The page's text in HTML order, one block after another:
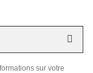
sur votre